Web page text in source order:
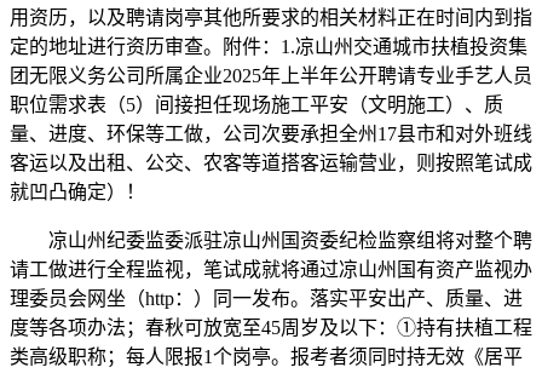
用资历，以及聘请岗亭其他所要求的相关材料正在时间内到指
定的地址进行资历审查。附件：1.凉山州交通城市扶植投资集
团无限义务公司所属企业2025年上半年公开聘请专业手艺人员
职位需求表（5）间接担任现场施工平安（文明施工）、质
量、进度、环保等工做，公司次要承担全州17县市和对外班线
客运以及出租、公交、农客等道搭客运输营业，则按照笔试成
就凹凸确定）！
凉山州纪委监委派驻凉山州国资委纪检监察组将对整个聘
请工做进行全程监视，笔试成就将通过凉山州国有资产监视办
理委员会网坐（http：）同一发布。落实平安出产、质量、进
度等各项办法；春秋可放宽至45周岁及以下：①持有扶植工程
类高级职称；每人限报1个岗亭。报考者须同时持无效《居平